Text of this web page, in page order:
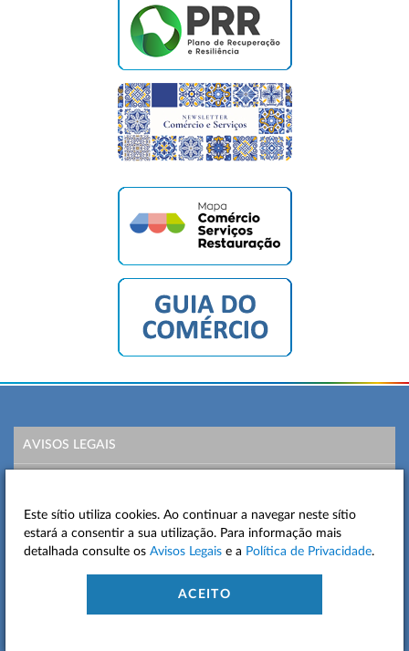
AVISOS LEGAIS
MAPA DO SITE
CONTACTOS
Este sítio utiliza cookies. Ao continuar a navegar neste sítio
estará a consentir a sua utilização. Para informação mais
detalhada consulte os Avisos Legais e a Política de Privacidade.
ACEITO